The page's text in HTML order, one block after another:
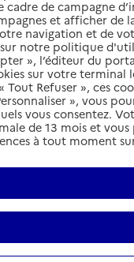
cadre de campagne
et afficher de
navigation et de
notre politique
», l’éditeur du
sur votre terminal
Refuser », ces
», vous
vous consentez.
de 13 mois et
à tout moment